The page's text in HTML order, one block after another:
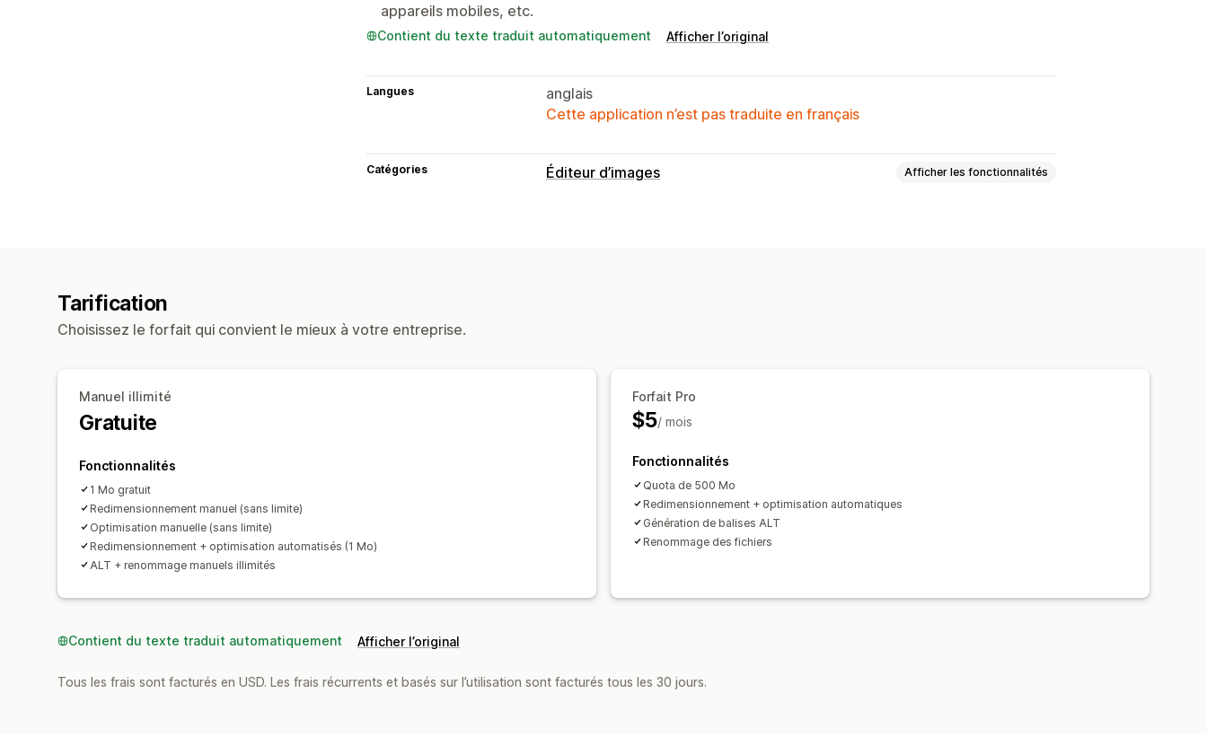
appareils mobiles, etc.
Contient du texte traduit automatiquement Afficher l’original
Langues
anglais
Cette application n’est pas traduite en français
Catégories Éditeur d’images Afficher les fonctionnalités
Tarification
Choisissez le forfait qui convient le mieux à votre entreprise.
Manuel illimité
Gratuite
Fonctionnalités
1 Mo gratuit
Redimensionnement manuel (sans limite)
Optimisation manuelle (sans limite)
Redimensionnement + optimisation automatisés (1 Mo)
ALT + renommage manuels illimités
Forfait Pro
$5/ mois
Fonctionnalités
Quota de 500 Mo
Redimensionnement + optimisation automatiques
Génération de balises ALT
Renommage des fichiers
Contient du texte traduit automatiquement Afficher l’original
Tous les frais sont facturés en USD. Les frais récurrents et basés sur l’utilisation sont facturés tous les 30 jours.